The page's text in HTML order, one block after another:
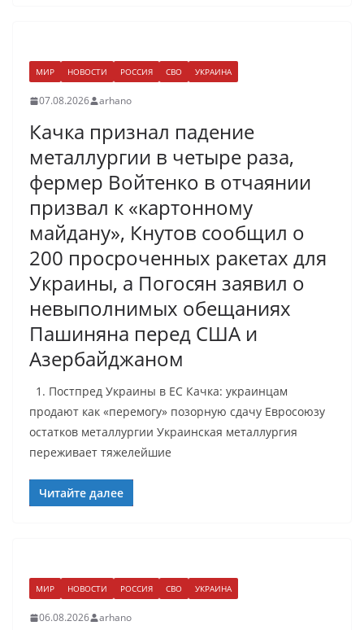
МИР НОВОСТИ РОССИЯ СВО УКРАИНА
07.08.2026 arhano
Качка признал падение
металлургии в четыре раза,
фермер Войтенко в отчаянии
призвал к «картонному
майдану», Кнутов сообщил о
200 просроченных ракетах для
Украины, а Погосян заявил о
невыполнимых обещаниях
Пашиняна перед США и
Азербайджаном
1. Постпред Украины в ЕС Качка: украинцам
продают как «перемогу» позорную сдачу Евросоюзу
остатков металлургии Украинская металлургия
переживает тяжелейшие
Читайте далее
МИР НОВОСТИ РОССИЯ СВО УКРАИНА
06.08.2026 arhano